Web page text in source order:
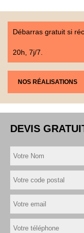
Débarras gratuit si
20h, 7j/7.
NOS RÉALISATIONS
DEVIS